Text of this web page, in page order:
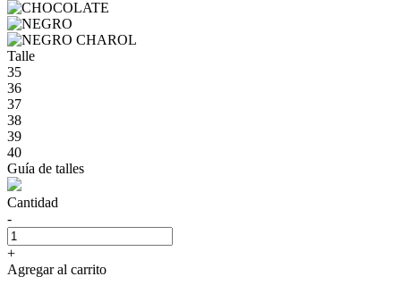
Talle
35
36
37
38
39
40
Guía de talles
Cantidad
-
+
Agregar al carrito